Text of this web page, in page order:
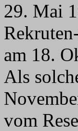
29. Mai
am 18.
Als
vom